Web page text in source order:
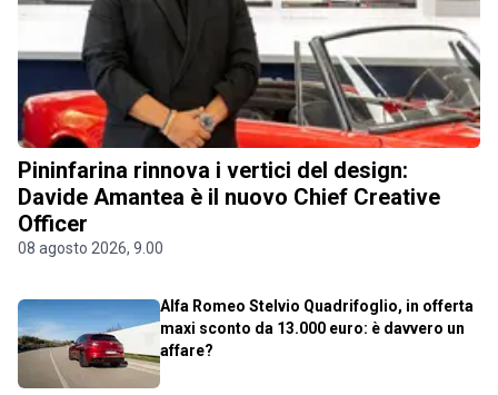
Pininfarina rinnova i vertici del design:
Davide Amantea è il nuovo Chief Creative
Officer
08 agosto 2026, 9.00
Alfa Romeo Stelvio Quadrifoglio, in offerta
maxi sconto da 13.000 euro: è davvero un
affare?